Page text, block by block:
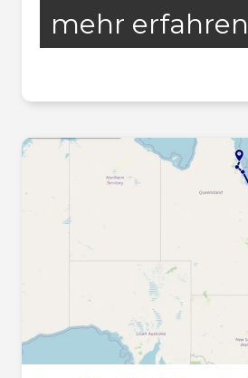
mehr erfahren